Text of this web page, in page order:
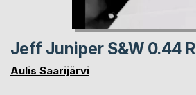
Jeff Juniper S&W 0.44
Aulis Saarijärvi